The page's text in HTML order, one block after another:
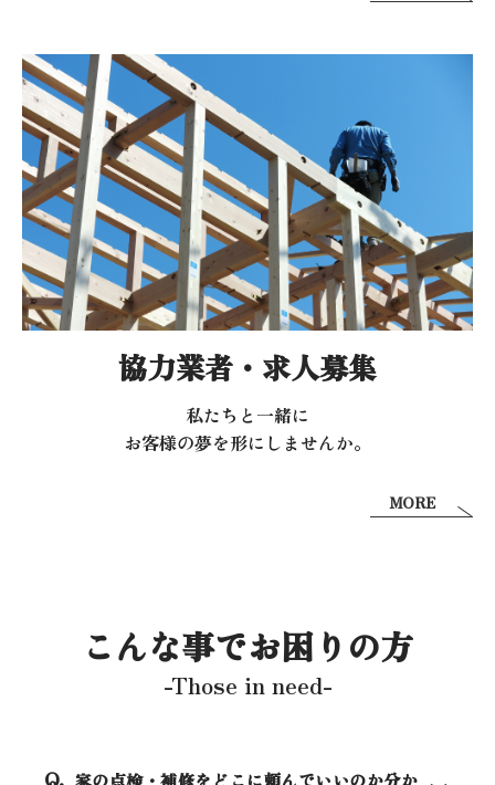
協力業者・求人募集
私たちと一緒に
お客様の夢を形にしませんか。
MORE
こんな事でお困りの方
-Those in need-
家の点検・補修をどこに頼んでいいのか分か